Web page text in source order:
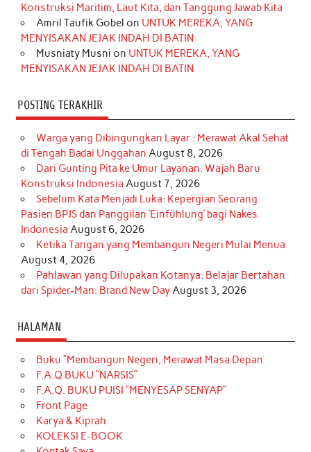
k
a
m
s
t
n
Konstruksi Maritim, Laut Kita, dan Tanggung Jawab Kita
Amril Taufik Gobel on UNTUK MEREKA, YANG
MENYISAKAN JEJAK INDAH DI BATIN
Musniaty Musni on UNTUK MEREKA, YANG
MENYISAKAN JEJAK INDAH DI BATIN
POSTING TERAKHIR
Warga yang Dibingungkan Layar : Merawat Akal Sehat
di Tengah Badai Unggahan August 8, 2026
Dari Gunting Pita ke Umur Layanan: Wajah Baru
Konstruksi Indonesia August 7, 2026
Sebelum Kata Menjadi Luka: Kepergian Seorang
Pasien BPJS dan Panggilan ‘Einfühlung’ bagi Nakes
Indonesia August 6, 2026
Ketika Tangan yang Membangun Negeri Mulai Menua
August 4, 2026
Pahlawan yang Dilupakan Kotanya: Belajar Bertahan
dari Spider-Man: Brand New DayAugust 3, 2026
HALAMAN
Buku “Membangun Negeri, Merawat Masa Depan
F.A.Q BUKU “NARSIS”
F.A.Q. BUKU PUISI “MENYESAP SENYAP”
Front Page
Karya & Kiprah
KOLEKSI E-BOOK